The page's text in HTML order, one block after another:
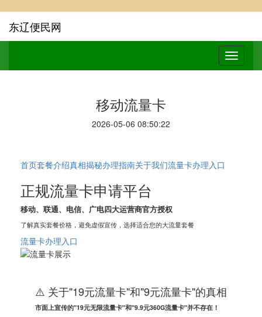
东辽便民网
移动流量卡
2026-05-06 08:50:22
首页套餐介绍真相揭秘办理指南关于我们流量卡办理入口
正规流量卡申请平台
移动、联通、电信、广电四大运营商官方授权
了解真实套餐价格，避免虚假宣传，选择适合您的大流量套餐
流量卡办理入口
⚠️ 关于"19元流量卡"和"9元流量卡"的真相
市面上宣传的"19元无限流量卡"和"9.9元360G流量卡"并不存在！